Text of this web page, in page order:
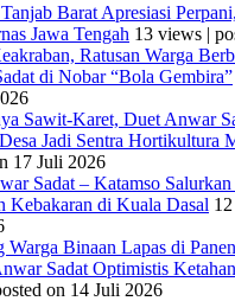
Barat Apresiasi
Jawa Tengah 13 views |
Ratusan Warga
di Nobar “Bola Gembira”
Sawit-Karet, Duet Anwar
Jadi Sentra Hortikultura
17 Juli 2026
Sadat – Katamso
Kebakaran di Kuala Dasal
Warga Binaan Lapas di
Sadat Optimistis
on 14 Juli 2026